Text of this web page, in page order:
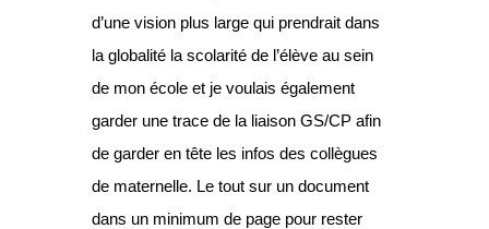
d’une vision plus large qui prendrait dans
la globalité la scolarité de l’élève au sein
de mon école et je voulais également
garder une trace de la liaison GS/CP afin
de garder en tête les infos des collègues
de maternelle. Le tout sur un document
dans un minimum de page pour rester